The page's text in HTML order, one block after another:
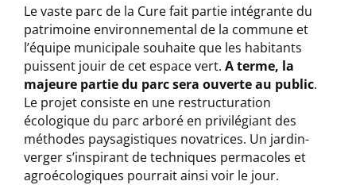
Le vaste parc de la Cure fait partie intégrante du
patrimoine environnemental de la commune et
l’équipe municipale souhaite que les habitants
puissent jouir de cet espace vert. A terme, la
majeure partie du parc sera ouverte au public.
Le projet consiste en une restructuration
écologique du parc arboré en privilégiant des
méthodes paysagistiques novatrices. Un jardin-
verger s’inspirant de techniques permacoles et
agroécologiques pourrait ainsi voir le jour.